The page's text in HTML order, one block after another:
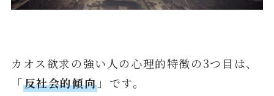
カオス欲求の強い人の心理的特徴の3つ目は、
「反社会的傾向 」です。